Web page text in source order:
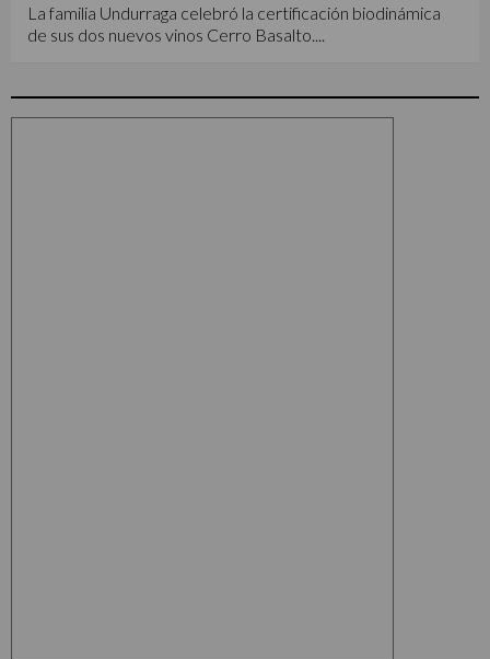
La familia Undurraga celebró la certificación biodinámica
de sus dos nuevos vinos Cerro Basalto....